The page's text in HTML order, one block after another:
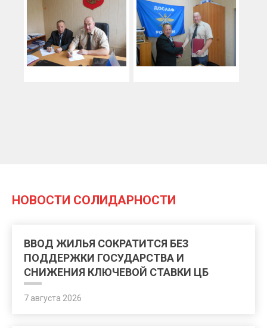
НОВОСТИ СОЛИДАРНОСТИ
ВВОД ЖИЛЬЯ СОКРАТИТСЯ БЕЗ
ПОДДЕРЖКИ ГОСУДАРСТВА И
СНИЖЕНИЯ КЛЮЧЕВОЙ СТАВКИ ЦБ
7 августа 2026